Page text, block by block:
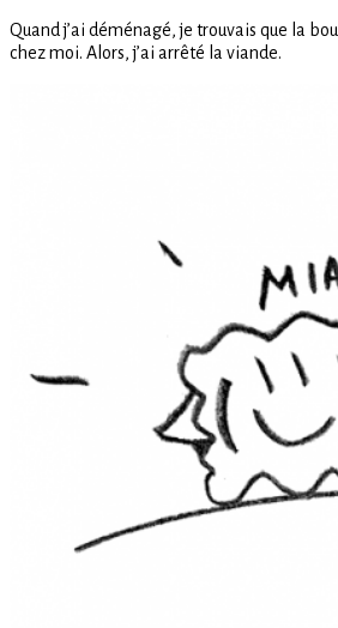
Quand j’ai déménagé, je trouvais que la
chez moi. Alors, j’ai arrêté la viande.